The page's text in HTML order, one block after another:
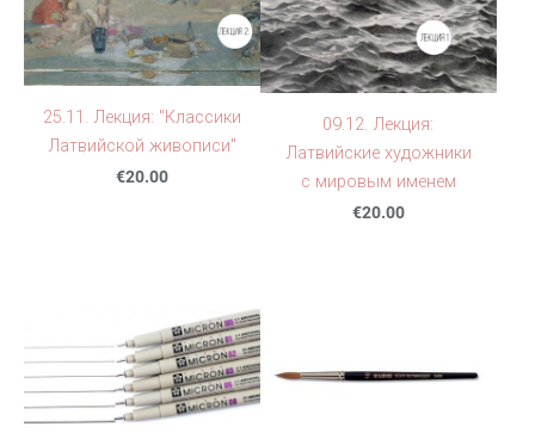
25.11. Лекция: "Классики
Латвийской живописи"
€20.00
09.12. Лекция:
Латвийские художники
с мировым именем
€20.00